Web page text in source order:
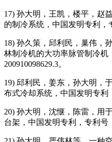
17) 孙大明，王凯，楼平，赵
的制冷系统，中国发明专利，
18) 孙久策，邱利民，巢伟，
林制冷机的大功率脉管制冷机
200910098629.3。
19) 邱利民，姜东，孙大明，
布式冷却系统，中国发明专利
20) 孙大明，沈惬，陈雷，用
台架，中国发明专利，专利号